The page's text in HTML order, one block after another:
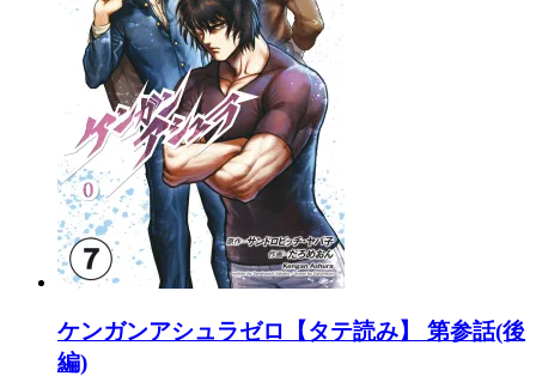
ケンガンアシュラゼロ【タテ読み】 第参話(後
編)